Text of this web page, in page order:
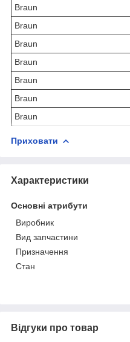
Braun
Braun
Braun
Braun
Braun
Braun
Braun
Приховати
Характеристики
Основні атрибути
Виробник
Вид запчастини
Призначення
Стан
Відгуки про товар